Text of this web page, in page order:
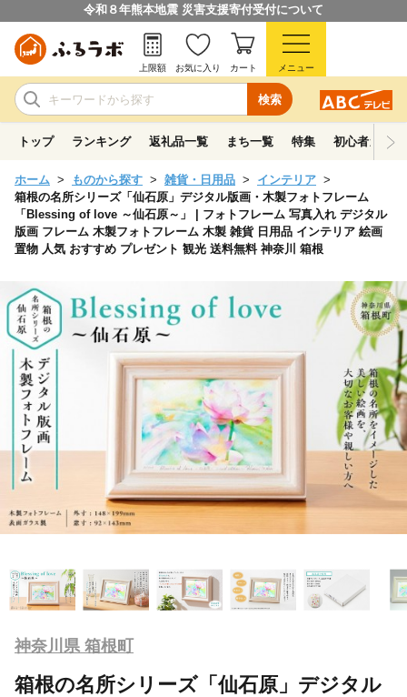
令和８年熊本地震 災害支援寄付受付について
検索
上限額 お気に入り カート メニュー
トップ ランキング 返礼品一覧 まち一覧 特集 初心者ガイド
ホーム ものから探す 雑貨・日用品
インテリア
箱根の名所シリーズ「仙石原」デジタル版画・木製フォトフレーム
「Blessing of love ～仙石原～」 | フォトフレーム 写真入れ デジタル
版画 フレーム 木製フォトフレーム 木製 雑貨 日用品 インテリア 絵画
置物 人気 おすすめ プレゼント 観光 送料無料 神奈川 箱根
神奈川県 箱根町
箱根の名所シリーズ「仙石原」デジタル